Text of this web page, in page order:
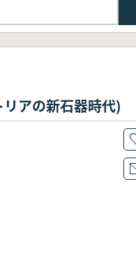
アの新石器時代)